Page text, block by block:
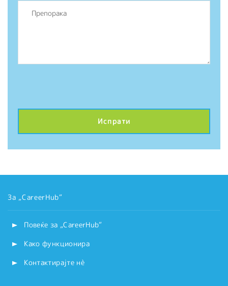
За „CareerHub“
Повеќе за „CareerHub“
Како функционира
Контактирајте нѐ